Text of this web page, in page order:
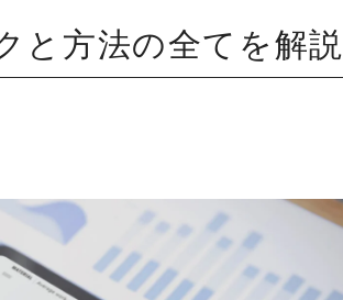
と方法の全てを解説